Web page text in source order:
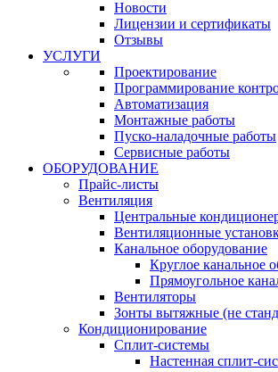
Новости
Лицензии и сертификаты
Отзывы
УСЛУГИ
Проектирование
Программирование
Автоматизация
Монтажные работы
Пуско-наладочные работы
Сервисные работы
ОБОРУДОВАНИЕ
Прайс-листы
Вентиляция
Центральные
Вентиляционные
Канальное оборудование
Круглое канальное
Прямоугольное
Вентиляторы
Зонты вытяжные (не
Кондиционирование
Сплит-системы
Настенная сплит-